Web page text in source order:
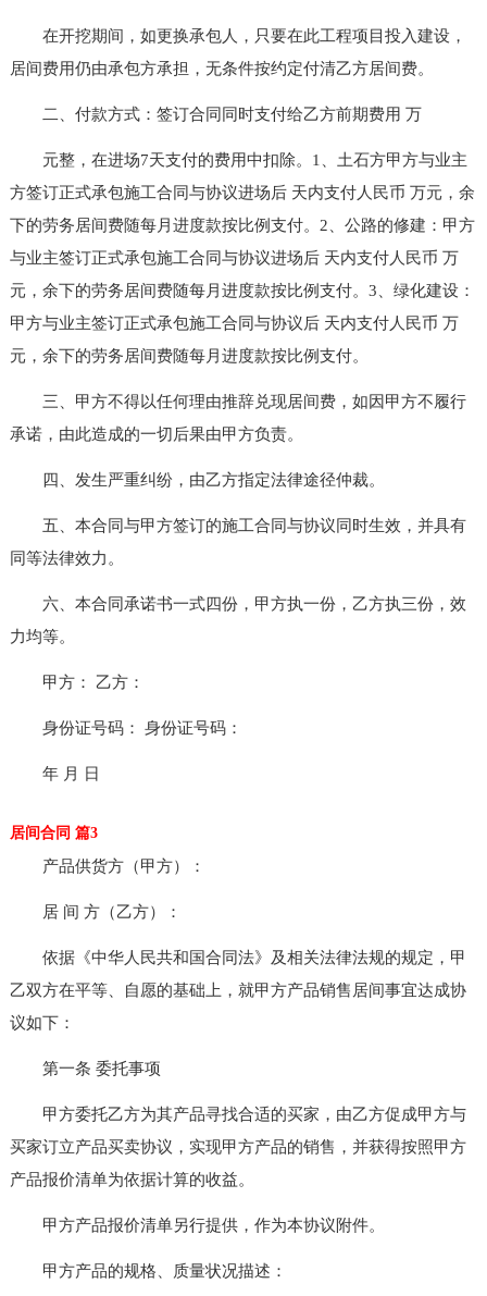
在开挖期间，如更换承包人，只要在此工程项目投入建设，
居间费用仍由承包方承担，无条件按约定付清乙方居间费。
二、付款方式：签订合同同时支付给乙方前期费用 万
元整，在进场7天支付的费用中扣除。1、土石方甲方与业主
方签订正式承包施工合同与协议进场后 天内支付人民币 万元，余
下的劳务居间费随每月进度款按比例支付。2、公路的修建：甲方
与业主签订正式承包施工合同与协议进场后 天内支付人民币 万
元，余下的劳务居间费随每月进度款按比例支付。3、绿化建设：
甲方与业主签订正式承包施工合同与协议后 天内支付人民币 万
元，余下的劳务居间费随每月进度款按比例支付。
三、甲方不得以任何理由推辞兑现居间费，如因甲方不履行
承诺，由此造成的一切后果由甲方负责。
四、发生严重纠纷，由乙方指定法律途径仲裁。
五、本合同与甲方签订的施工合同与协议同时生效，并具有
同等法律效力。
六、本合同承诺书一式四份，甲方执一份，乙方执三份，效
力均等。
甲方： 乙方：
身份证号码： 身份证号码：
年 月 日
居间合同 篇3
产品供货方（甲方）：
居 间 方（乙方）：
依据《中华人民共和国合同法》及相关法律法规的规定，甲
乙双方在平等、自愿的基础上，就甲方产品销售居间事宜达成协
议如下：
第一条 委托事项
甲方委托乙方为其产品寻找合适的买家，由乙方促成甲方与
买家订立产品买卖协议，实现甲方产品的销售，并获得按照甲方
产品报价清单为依据计算的收益。
甲方产品报价清单另行提供，作为本协议附件。
甲方产品的规格、质量状况描述：